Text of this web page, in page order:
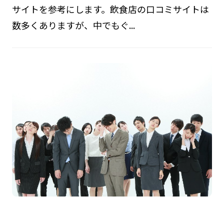
サイトを参考にします。飲食店の口コミサイトは
数多くありますが、中でもぐ...